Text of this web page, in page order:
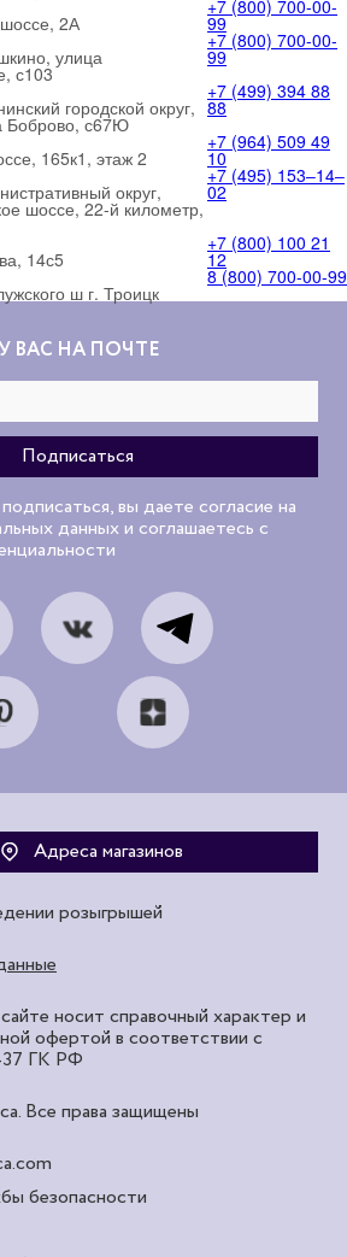
2А
+7 (800) 700-00-
99
улица
с103
+7 (800) 700-00-
99
городской округ,
Боброво, с67Ю
+7 (499) 394 88
88
165к1, этаж 2
+7 (964) 509 49
10
округ,
шоссе, 22-й километр,
+7 (495) 153‒14‒
02
14с5
+7 (800) 100 21
12
ш г. Троицк
8 (800) 700-00-99
ВАС НА ПОЧТЕ
вы даете согласие на
данных и соглашаетесь с
Адреса магазинов
розыгрышей
носит справочный характер и
офертой в соответствии с
ГК РФ
Все права защищены
безопасности